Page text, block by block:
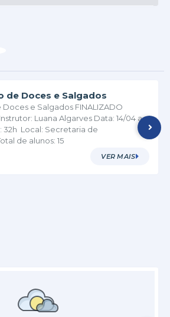
de Doces e Salgados
e Salgados FINALIZADO
Luana Algarves Data: 14/04 a
32h Local: Secretaria de
de alunos: 15
VER MAIS